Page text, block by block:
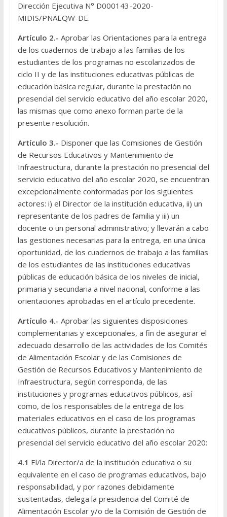
Dirección Ejecutiva N° D000143-2020-
MIDIS/PNAEQW-DE.
Artículo 2.- Aprobar las Orientaciones para la entrega
de los cuadernos de trabajo a las familias de los
estudiantes de los programas no escolarizados de
ciclo II y de las instituciones educativas públicas de
educación básica regular, durante la prestación no
presencial del servicio educativo del año escolar 2020,
las mismas que como anexo forman parte de la
presente resolución.
Artículo 3.- Disponer que las Comisiones de Gestión
de Recursos Educativos y Mantenimiento de
Infraestructura, durante la prestación no presencial del
servicio educativo del año escolar 2020, se encuentran
excepcionalmente conformadas por los siguientes
actores: i) el Director de la institución educativa, ii) un
representante de los padres de familia y iii) un
docente o un personal administrativo; y llevarán a cabo
las gestiones necesarias para la entrega, en una única
oportunidad, de los cuadernos de trabajo a las familias
de los estudiantes de las instituciones educativas
públicas de educación básica de los niveles de inicial,
primaria y secundaria a nivel nacional, conforme a las
orientaciones aprobadas en el artículo precedente.
Artículo 4.- Aprobar las siguientes disposiciones
complementarias y excepcionales, a fin de asegurar el
adecuado desarrollo de las actividades de los Comités
de Alimentación Escolar y de las Comisiones de
Gestión de Recursos Educativos y Mantenimiento de
Infraestructura, según corresponda, de las
instituciones y programas educativos públicos, así
como, de los responsables de la entrega de los
materiales educativos en el caso de los programas
educativos públicos, durante la prestación no
presencial del servicio educativo del año escolar 2020:
4.1 El/la Director/a de la institución educativa o su
equivalente en el caso de programas educativos, bajo
responsabilidad, y por razones debidamente
sustentadas, delega la presidencia del Comité de
Alimentación Escolar y/o de la Comisión de Gestión de